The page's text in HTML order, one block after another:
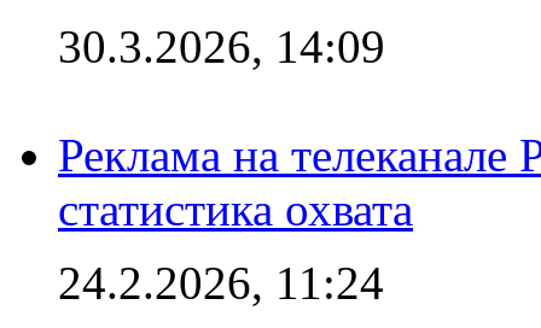
30.3.2026, 14:09
Реклама на
статистика охвата
24.2.2026, 11:24